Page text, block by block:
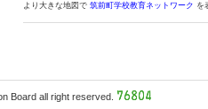
より大きな地図で 筑前町学校教育ネットワーク を
Board all right reserved.